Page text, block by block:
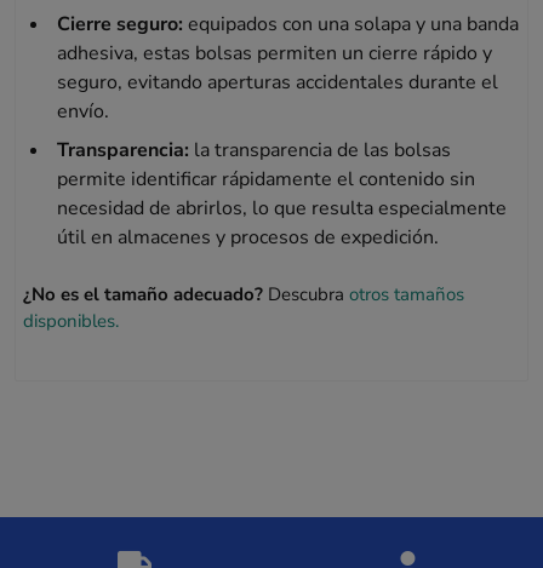
Cierre seguro: equipados con una solapa y una banda
adhesiva, estas bolsas permiten un cierre rápido y
seguro, evitando aperturas accidentales durante el
envío.
Transparencia: la transparencia de las bolsas
permite identificar rápidamente el contenido sin
necesidad de abrirlos, lo que resulta especialmente
útil en almacenes y procesos de expedición.
¿No es el tamaño adecuado? Descubraotros tamaños
disponibles.